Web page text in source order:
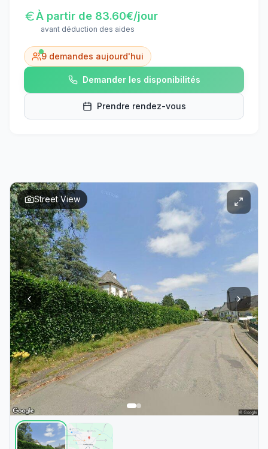
À partir de 83.60€/jour
avant déduction des aides
9 demandes aujourd'hui
Demander les disponibilités
Prendre rendez-vous
Street View